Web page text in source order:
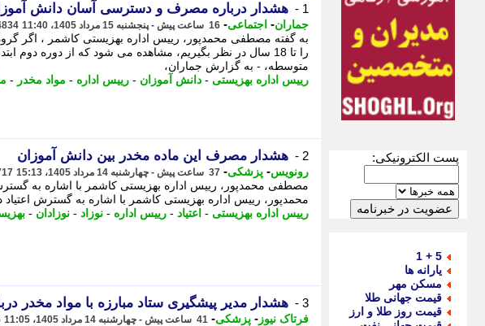
پست الکترونیکی:
5 + 1
یارانه ها
مسکن مهر
قیمت جهانی طلا
قیمت روز طلا و ارز
1 - هشدار درباره مصرف و دسترسی آسان دانش
جماران- اجتماعی- 16 ساعت پیش - پنجشنبه 15 مرداد 1405، 11:40
به گفته مصطفی محمدپور، رییس اداره بهزیستی کاشمر ، اگر
را تا 18 سال در نظر بگیریم، مشاهده می شود که از دوره دوم
متوسطه، - به گزارش جماران،
رییس اداره بهزیستی - دانش آموزان - رییس اداره - مواد مخدر -
2 - هشدار مصرف این ماده مخدر بین دانش آموزان
رونویس- پزشکی- 37 ساعت پیش - چهارشنبه 14 مرداد 1405، 15:13
مصطفی محمدپور، رییس اداره بهزیستی کاشمر با اشاره به
محمدپور، رییس اداره بهزیستی کاشمر با اشاره به گسترش اعتیاد
رییس اداره بهزیستی - اعتیاد - رییس اداره - نوزاد - نوزادان -
3 - هشدار مدیر پیشگیری ستاد مبارزه با مواد
فرتاک نیوز - پزشکی- 41 ساعت پیش - چهارشنبه 14 مرداد 1405، 11:05